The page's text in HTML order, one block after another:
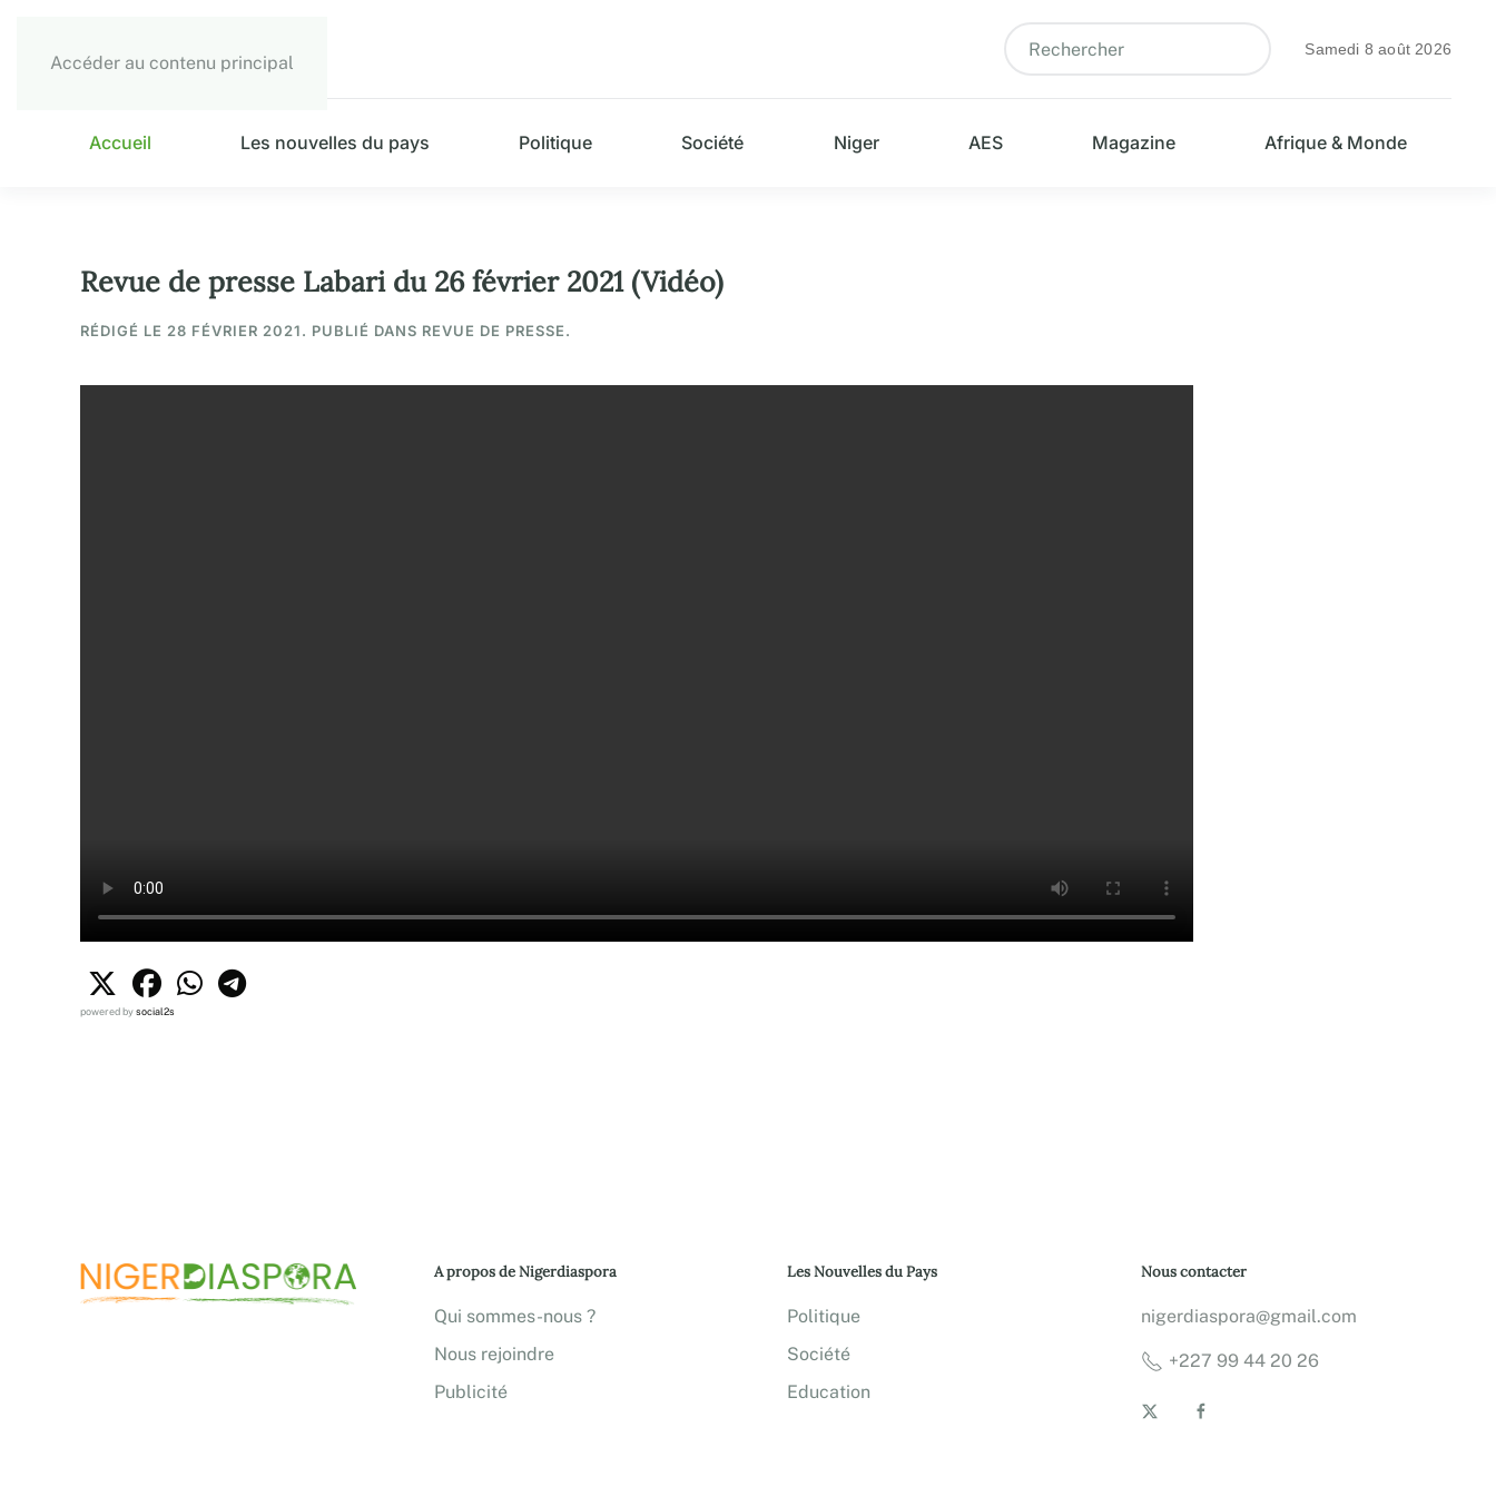
Accéder au contenu principal
Samedi 8 août 2026
Accueil Les nouvelles du pays Politique Société Niger AES Magazine Afrique & Monde
Revue de presse Labari du 26 février 2021 (Vidéo)
RÉDIGÉ LE 28 FÉVRIER 2021. PUBLIÉ DANS REVUE DE PRESSE.
powered bysocial2s
A propos de Nigerdiaspora
Qui sommes-nous ?
Nous rejoindre
Publicité
Les Nouvelles du Pays
Politique
Société
Education
Nous contacter
nigerdiaspora@gmail.com
+227 99 44 20 26